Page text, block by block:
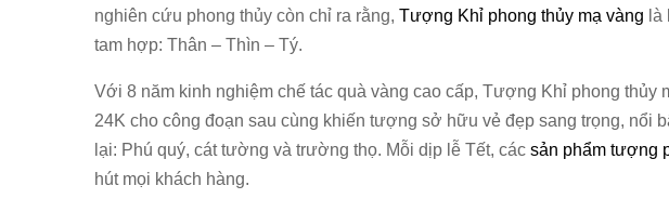
nghiên cứu phong thủy còn chỉ ra rằng, Tượng Khỉ phong thủy mạ vàng
tam hợp: Thân – Thìn – Tý.
Với 8 năm kinh nghiệm chế tác quà vàng cao cấp, Tượng Khỉ phong thủy
24K cho công đoạn sau cùng khiến tượng sở hữu vẻ đẹp sang trọng, nổi
lại: Phú quý, cát tường và trường thọ. Mỗi dịp lễ Tết, các sản phẩm tượng
hút mọi khách hàng.